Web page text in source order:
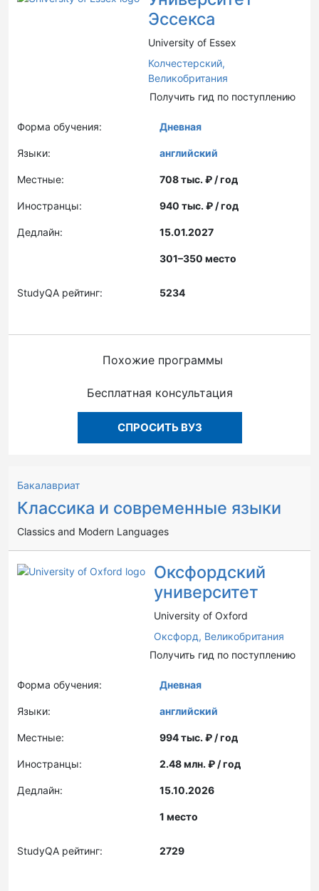
Эссекса
University of Essex
Колчестерский,
Великобритания
Получить гид по поступлению
Форма обучения: Дневная
Языки: английский
Местные: 708 тыс. ₽ / год
Иностранцы: 940 тыс. ₽ / год
Дедлайн: 15.01.2027
301–350 место
StudyQA рейтинг: 5234
Похожие программы
Бесплатная консультация
СПРОСИТЬ ВУЗ
Бакалавриат
Классика и современные языки
Classics and Modern Languages
Оксфордский
университет
University of Oxford
Оксфорд, Великобритания
Получить гид по поступлению
Форма обучения: Дневная
Языки: английский
Местные: 994 тыс. ₽ / год
Иностранцы: 2.48 млн. ₽ / год
Дедлайн: 15.10.2026
1 место
StudyQA рейтинг: 2729